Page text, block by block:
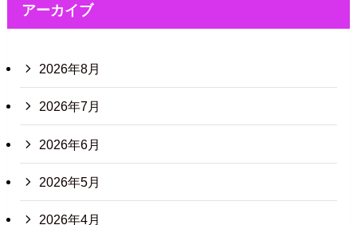
アーカイブ
2026年8月
2026年7月
2026年6月
2026年5月
2026年4月